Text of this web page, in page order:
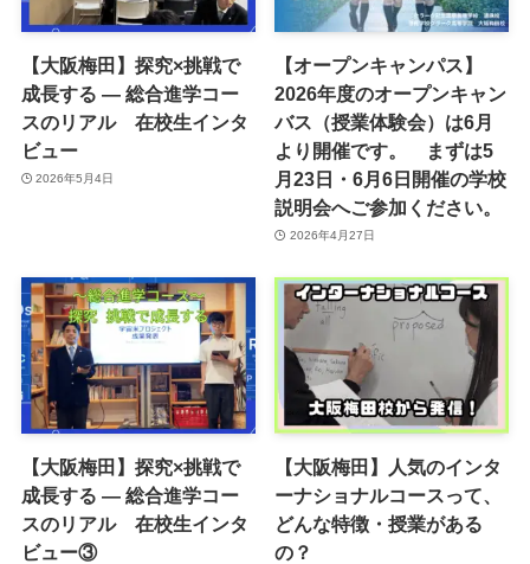
【大阪梅田】探究×挑戦で
成長する ― 総合進学コー
スのリアル 在校生インタ
ビュー
2026年5月4日
【オープンキャンパス】
2026年度のオープンキャン
バス（授業体験会）は6月
より開催です。 まずは5
月23日・6月6日開催の学校
説明会へご参加ください。
2026年4月27日
【大阪梅田】探究×挑戦で
成長する ― 総合進学コー
スのリアル 在校生インタ
ビュー③
【大阪梅田】人気のインタ
ーナショナルコースって、
どんな特徴・授業がある
の？